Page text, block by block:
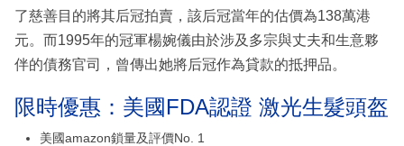
了慈善目的將其后冠拍賣，該后冠當年的估價為138萬港
元。而1995年的冠軍楊婉儀由於涉及多宗與丈夫和生意夥
伴的債務官司，曾傳出她將后冠作為貸款的抵押品。
限時優惠：美國FDA認證 激光生髮頭盔
美國amazon鎖量及評價No. 1